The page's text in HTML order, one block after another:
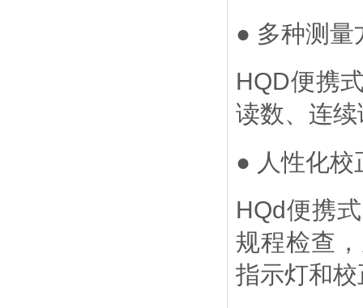
● 多种测量
HQD便携
读数、连
● 人性化校
HQd便携
规程检查
指示灯和